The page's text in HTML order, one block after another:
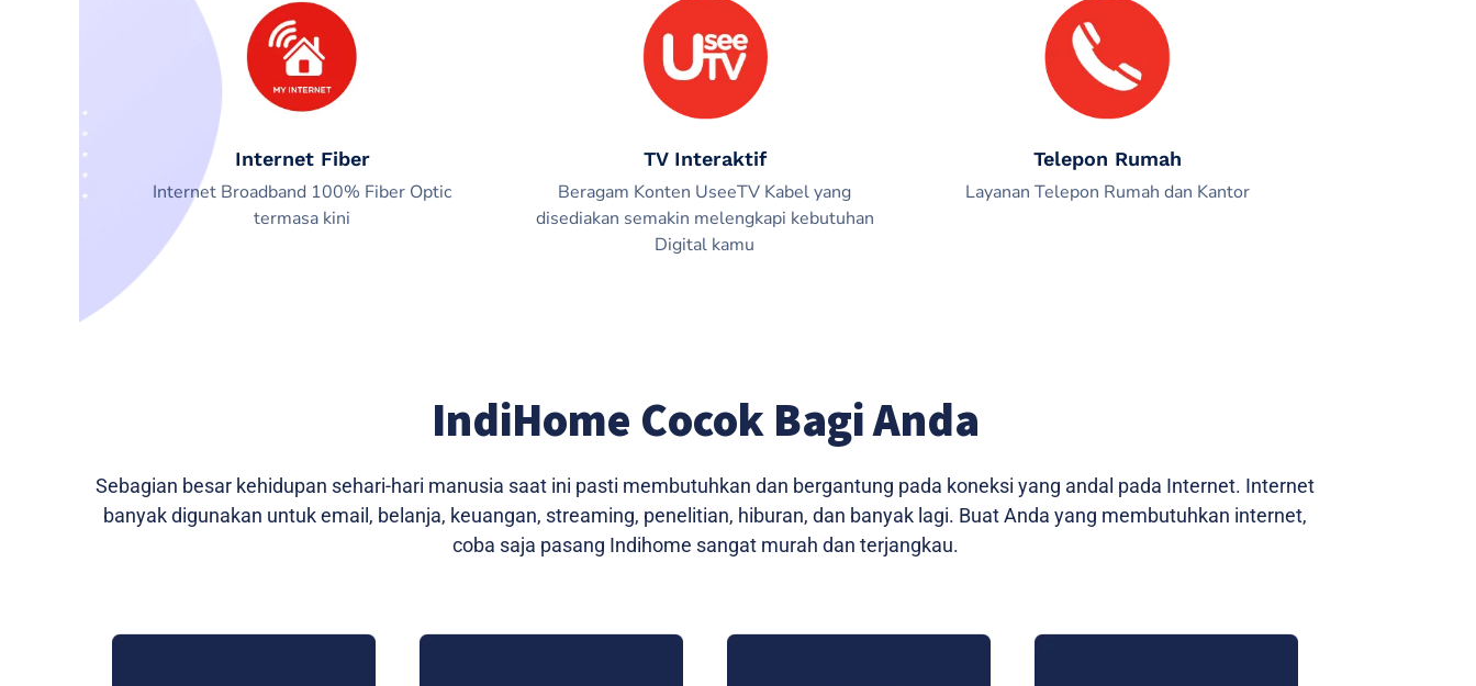
Internet Fiber
Internet Broadband 100% Fiber Optic
termasa kini
TV Interaktif
Beragam Konten UseeTV Kabel yang
disediakan semakin melengkapi kebutuhan
Digital kamu
Telepon Rumah
Layanan Telepon Rumah dan Kantor
IndiHome Cocok Bagi Anda
Sebagian besar kehidupan sehari-hari manusia saat ini pasti membutuhkan dan bergantung pada koneksi yang andal pada Internet. Internet
banyak digunakan untuk email, belanja, keuangan, streaming, penelitian, hiburan, dan banyak lagi. Buat Anda yang membutuhkan internet,
coba saja pasang Indihome sangat murah dan terjangkau.